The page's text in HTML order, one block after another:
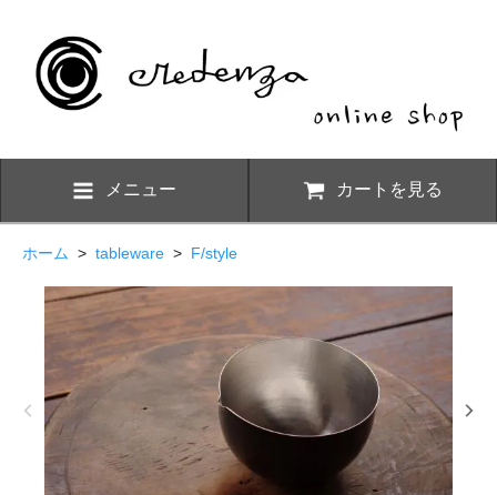
メニュー カートを見る
ホーム > tableware > F/style